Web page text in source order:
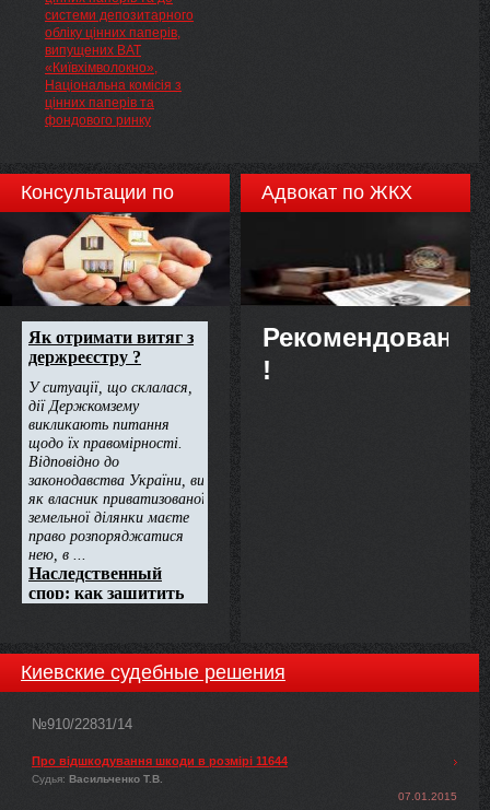
системи депозитарного
обліку цінних паперів,
випущених ВАТ
«Київхімволокно»,
Національна комісія з
цінних паперів та
фондового ринку
Консультации по
недвижимости
Адвокат по ЖКХ
Рекомендовано
!
Киевские судебные решения
№910/22831/14
Про відшкодування шкоди в розмірі 11644
Судья: Васильченко Т.В.
07.01.2015